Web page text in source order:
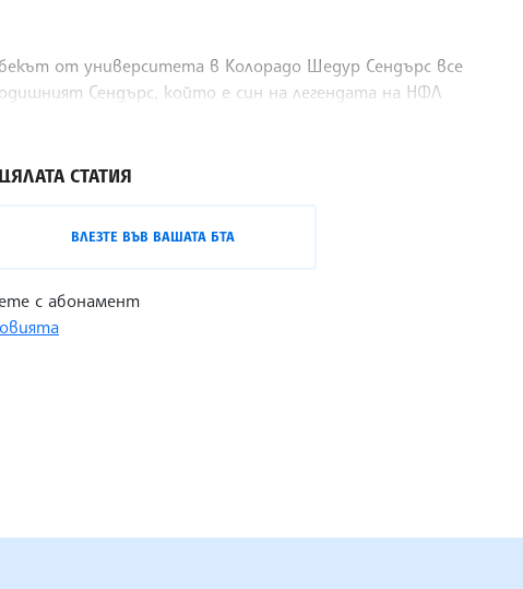
от университета в Колорадо Шедур Сендърс все
Сендърс, който е син на легендата на НФЛ
СТАТИЯ
ВЛЕЗТЕ ВЪВ ВАШАТА БТА
с абонамент